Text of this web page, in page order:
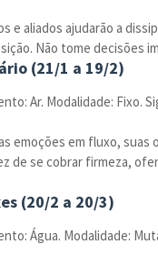
e aliados ajudarão a
Não tome decisões
(21/1 a 19/2)
Ar. Modalidade: Fixo.
emoções em fluxo,
de se cobrar firmeza,
(20/2 a 20/3)
Água. Modalidade: